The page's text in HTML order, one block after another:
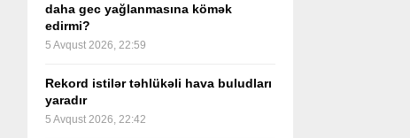
daha gec yağlanmasına kömək
edirmi?
5 Avqust 2026, 22:59
Rekord istilər təhlükəli hava buludları
yaradır
5 Avqust 2026, 22:42